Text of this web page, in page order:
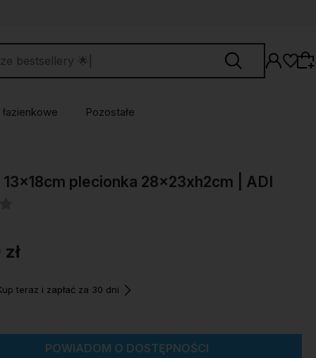
oferty lub zaloguj się, aby przywrócić dodane
Pozostałe
13x18cm plecionka 28x23xh2cm | ADI
teraz i zapłać za 30 dni
POWIADOM O DOSTĘPNOŚCI